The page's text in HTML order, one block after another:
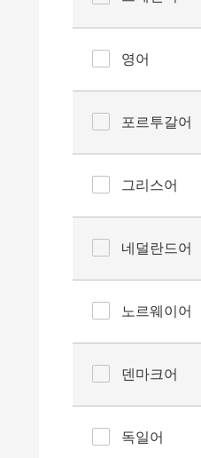
영어
포르투갈어
그리스어
네덜란드어
노르웨이어
덴마크어
독일어